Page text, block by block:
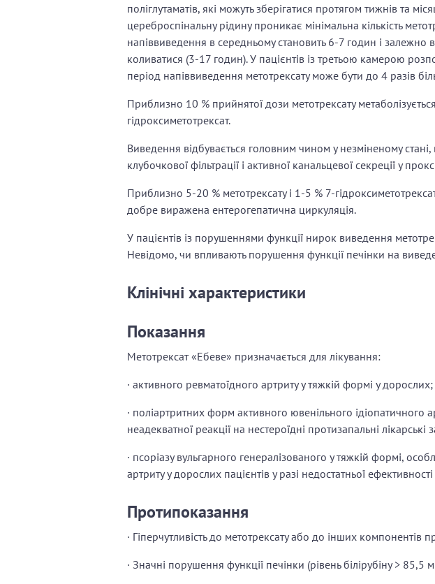
поліглутаматів, які можуть зберігатися протягом тижнів та
цереброспінальну рідину проникає мінімальна кількість
напіввиведення в середньому становить 6-7 годин і залежно
коливатися (3-17 годин). У пацієнтів із третьою камерою
період напіввиведення метотрексату може бути до 4 разів
Приблизно 10 % прийнятої дози метотрексату
гідроксиметотрексат.
Виведення відбувається головним чином у незміненому
клубочкової фільтрації і активної канальцевої секреції у
Приблизно 5-20 % метотрексату і 1-5 % 7-
добре виражена ентерогепатична циркуляція.
У пацієнтів із порушеннями функції нирок виведення
Невідомо, чи впливають порушення функції печінки на
Клінічні характеристики
Показання
Метотрексат «Ебеве» призначається для лікування:
· активного ревматоїдного артриту у тяжкій формі у дорослих;
· поліартритних форм активного ювенільного ідіопатичного
неадекватної реакції на нестероїдні протизапальні
· псоріазу вульгарного генералізованого у тяжкій формі,
артриту у дорослих пацієнтів у разі недостатньої
Протипоказання
· Гіперчутливість до метотрексату або до інших компонентів
· Значні порушення функції печінки (рівень білірубіну > 85,5